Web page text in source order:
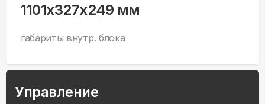
1101x327x249 мм
габариты внутр. блока
Управление